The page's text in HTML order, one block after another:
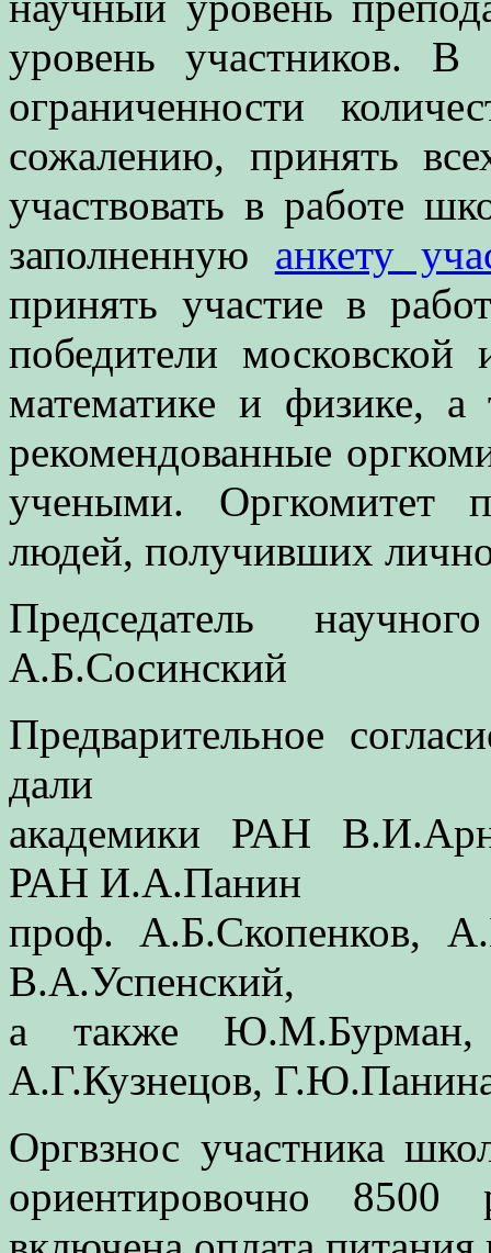
уровень участников.
ограниченности
сожалению, принять
участвовать в работе
заполненную анкету
принять участие в
победители
математике и физике,
рекомендованные
учеными. Оргкомитет
людей, получивших
Председатель
А.Б.Сосинский
Предварительное
дали
академики РАН
РАН И.А.Панин
проф. А.Б.Скопенков,
В.А.Успенский,
а также Ю.М.Бурман,
А.Г.Кузнецов,
Оргвзнос участника
ориентировочно